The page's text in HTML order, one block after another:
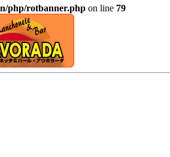
php/rotbanner.php on line 79